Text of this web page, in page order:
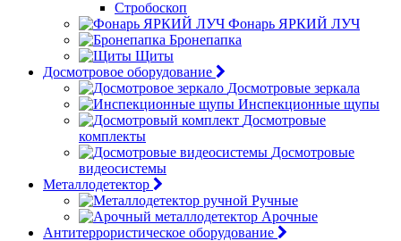
Стробоскоп
Фонарь ЯРКИЙ ЛУЧ
Бронепапка
Щиты
Досмотровое оборудование
Досмотровые зеркала
Инспекционные щупы
Досмотровые
комплекты
Досмотровые
видеосистемы
Металлодетектор
Ручные
Арочные
Антитеррористическое оборудование